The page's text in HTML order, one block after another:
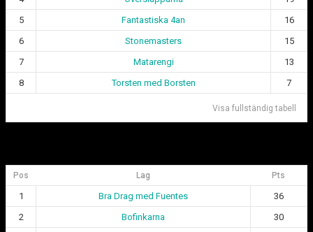
5
Fantastiska 4an
16
6
Stonemasters
15
7
Matarengi
13
8
Torsten med Borsten 7
Visa fullständig tabell
Pos Lag Pts
1 Bra Drag med Fuentes
36
2
Bofinkarna
30